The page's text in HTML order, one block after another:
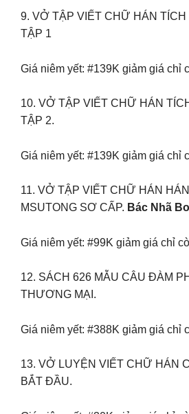
9. VỞ TẬP VIẾT CHỮ HÁN
TẬP 1
Giá niêm yết: #139K giảm giá chỉ
10. VỞ TẬP VIẾT CHỮ HÁN
TẬP 2.
Giá niêm yết: #139K giảm giá chỉ
11. VỞ TẬP VIẾT CHỮ HÁN
MSUTONG SƠ CẤP. Bác Nhã
Giá niêm yết: #99K giảm giá chỉ
12. SÁCH 626 MẪU CÂU ĐÀM
THƯƠNG MẠI.
Giá niêm yết: #388K giảm giá chỉ
13. VỞ LUYỆN VIẾT CHỮ HÁN
BẮT ĐẦU.